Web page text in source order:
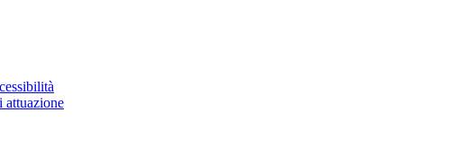
attuazione